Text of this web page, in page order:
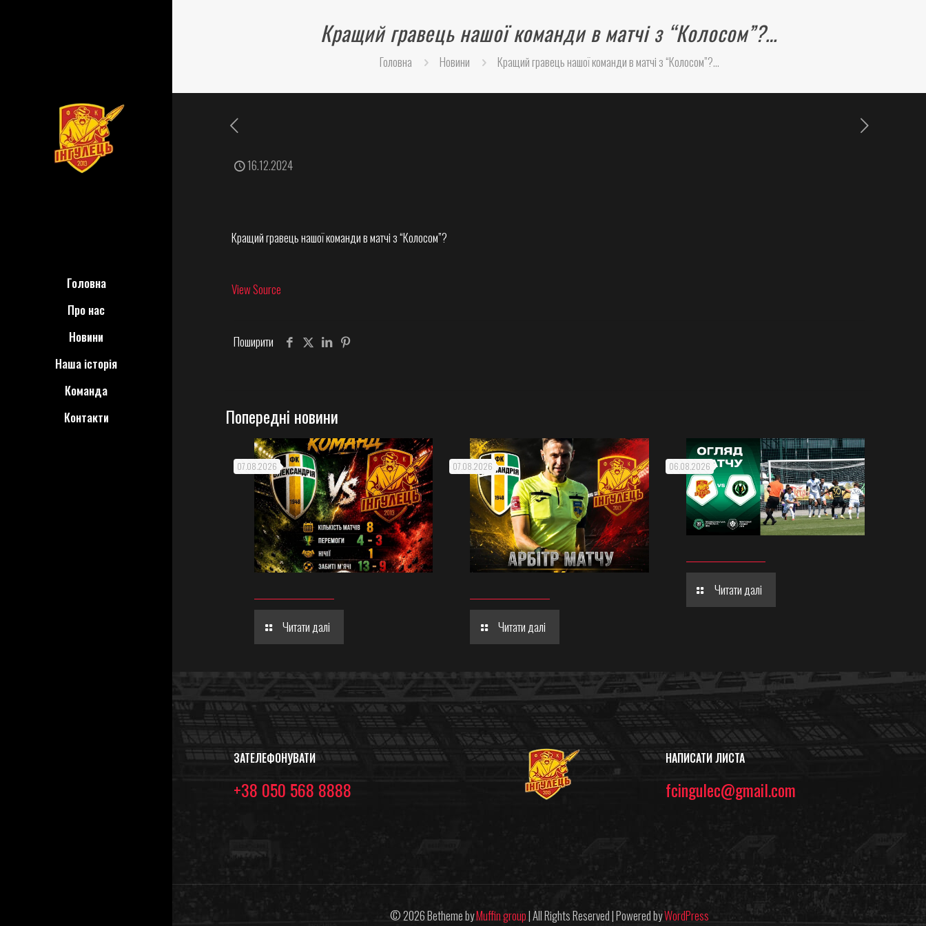
Головна
Про нас
Новини
Наша історія
Команда
Контакти
Кращий гравець нашої команди в матчі з “Колосом”?…
Головна Новини Кращий гравець нашої команди в матчі з “Колосом”?…
16.12.2024
Кращий гравець нашої команди в матчі з “Колосом”?
View Source
Поширити
Попередні новини
07.08.2026
Читати далі
07.08.2026
Читати далі
06.08.2026
Читати далі
ЗАТЕЛЕФОНУВАТИ
+38 050 568 8888
НАПИСАТИ ЛИСТА
fcingulec@gmail.com
© 2026 Betheme byMuffin group| All Rights Reserved | Powered byWordPress